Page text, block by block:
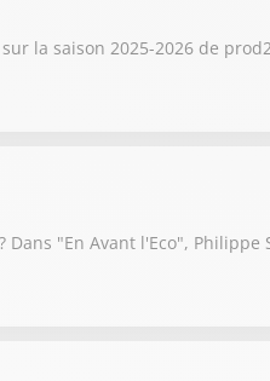
la saison 2025-2026 de
Dans "En Avant l'Eco",